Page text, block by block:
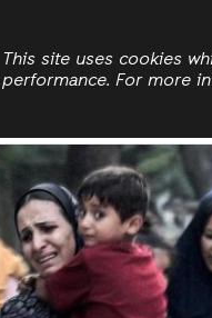
This site uses cookies
performance. For more